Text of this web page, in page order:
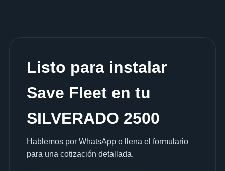
Listo para instalar
Save Fleet en tu
SILVERADO 2500
Hablemos por WhatsApp o llena el formulario
para una cotización detallada.